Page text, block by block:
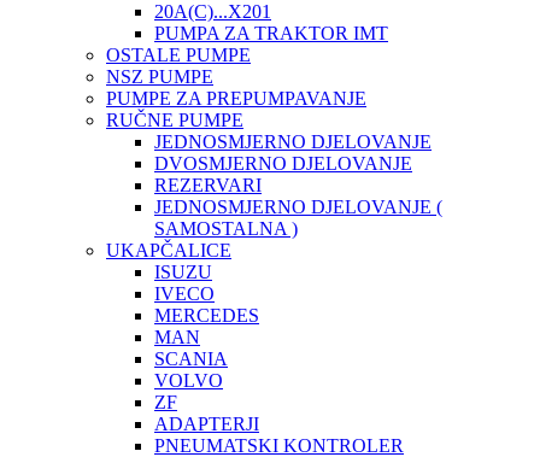
20A(C)...X201
PUMPA ZA TRAKTOR IMT
OSTALE PUMPE
NSZ PUMPE
PUMPE ZA PREPUMPAVANJE
RUČNE PUMPE
JEDNOSMJERNO DJELOVANJE
DVOSMJERNO DJELOVANJE
REZERVARI
JEDNOSMJERNO DJELOVANJE (
SAMOSTALNA )
UKAPČALICE
ISUZU
IVECO
MERCEDES
MAN
SCANIA
VOLVO
ZF
ADAPTERJI
PNEUMATSKI KONTROLER